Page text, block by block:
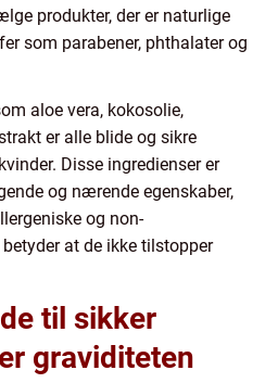
produkter, der er naturlige
som parabener, phthalater og
aloe vera, kokosolie,
er alle blide og sikre
Disse ingredienser er
og nærende egenskaber,
og non-
at de ikke tilstopper
til sikker
graviditeten